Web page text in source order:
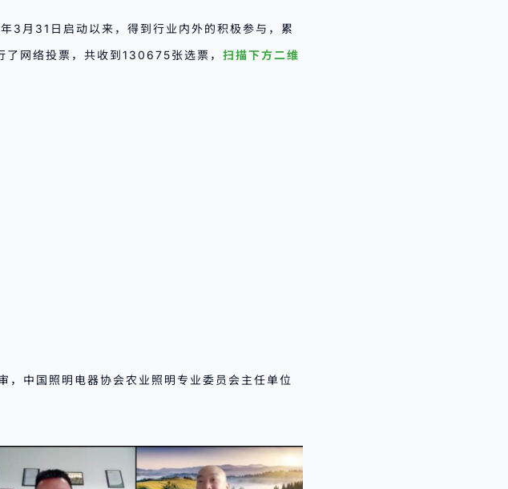
月31日启动以来，得到行业内外的积极参与，累
网络投票，共收到130675张选票， 扫描下方二维
中国照明电器协会农业照明专业委员会主任单位